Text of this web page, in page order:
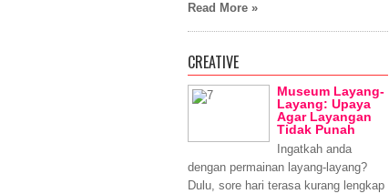
Read More »
CREATIVE
Museum Layang-
Layang: Upaya
Agar Layangan
Tidak Punah
Ingatkah anda
dengan permainan layang-layang?
Dulu, sore hari terasa kurang lengkap